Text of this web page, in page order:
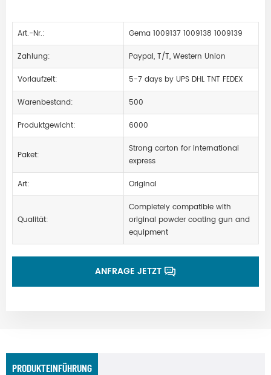
Art.-Nr.:
Gema 1009137 1009138 1009139
Zahlung:
Paypal, T/T, Western Union
Vorlaufzeit:
5-7 days by UPS DHL TNT FEDEX
Warenbestand:
500
Produktgewicht:
6000
Paket:
Strong carton for international
express
Art:
Original
Qualität:
Completely compatible with
original powder coating gun and
equipment
ANFRAGE JETZT
PRODUKTEINFÜHRUNG